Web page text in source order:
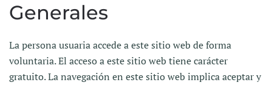
Generales
La persona usuaria accede a este sitio web de forma
voluntaria. El acceso a este sitio web tiene carácter
gratuito. La navegación en este sitio web implica aceptar y